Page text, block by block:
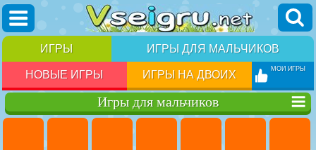
ИГРЫ ИГРЫ ДЛЯ МАЛЬЧИКОВ
НОВЫЕ ИГРЫ ИГРЫ НА ДВОИХ МОИ ИГРЫ
Игры для мальчиков